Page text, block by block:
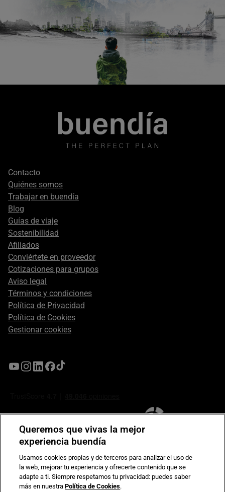
Footer
secondary
Contacto
Quiénes somos
Trabajar en buendía
Blog
Guías de viaje
Sostenibilidad
Afiliados
Conviértete en proveedor
Cotizaciones para grupos
Aviso legal
Términos y condiciones
Política de Privacidad
Política de Cookies
Gestionar cookies
Compromiso de seguridad en pagos electrónicos
Queremos que vivas la mejor
experiencia buendía
Usamos cookies propias y de terceros para analizar el uso de
la web, mejorar tu experiencia y ofrecerte contenido que se
adapte a ti. Siempre respetamos tu privacidad: puedes saber
más en nuestraPolítica de Cookies.